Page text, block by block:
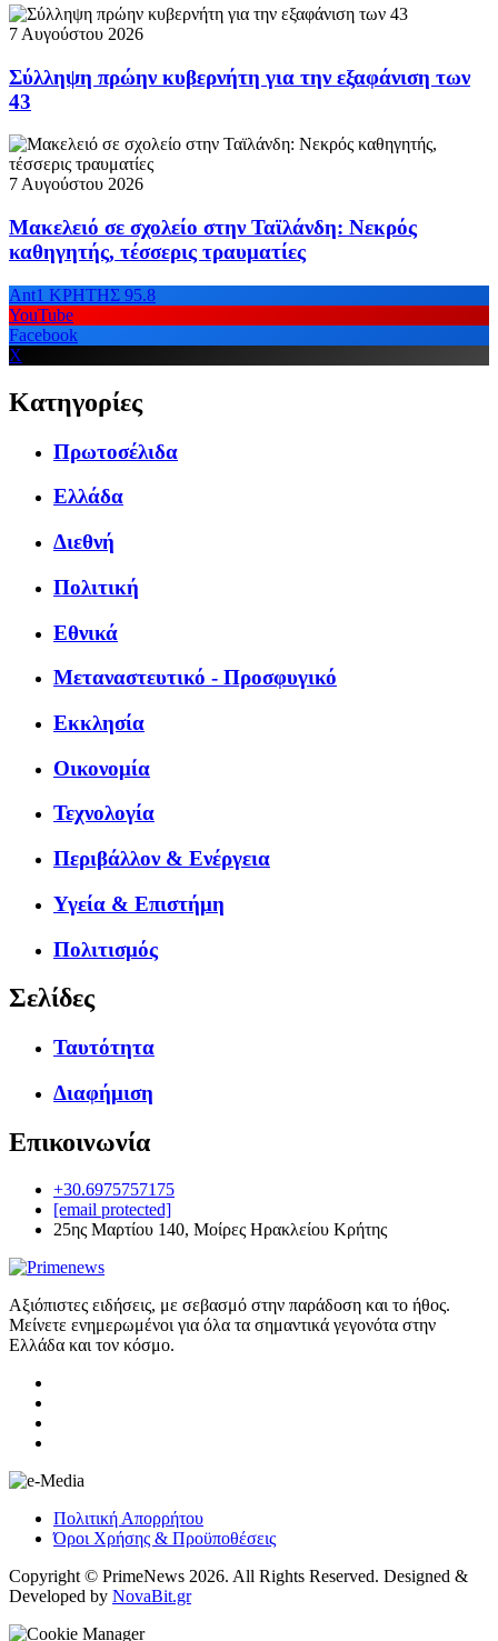
7 Αυγούστου 2026
Σύλληψη πρώην κυβερνήτη για την εξαφάνιση των
43
7 Αυγούστου 2026
Μακελειό σε σχολείο στην Ταϊλάνδη: Νεκρός
καθηγητής, τέσσερις τραυματίες
Ant1 ΚΡΗΤΗΣ 95.8
YouTube
Facebook
X
Κατηγορίες
Πρωτοσέλιδα
Ελλάδα
Διεθνή
Πολιτική
Εθνικά
Μεταναστευτικό - Προσφυγικό
Εκκλησία
Οικονομία
Τεχνολογία
Περιβάλλον & Ενέργεια
Υγεία & Επιστήμη
Πολιτισμός
Σελίδες
Ταυτότητα
Διαφήμιση
Επικοινωνία
+30.6975757175
[email protected]
25ης Μαρτίου 140, Μοίρες Ηρακλείου Κρήτης
Αξιόπιστες ειδήσεις, με σεβασμό στην παράδοση και το ήθος.
Μείνετε ενημερωμένοι για όλα τα σημαντικά γεγονότα στην
Ελλάδα και τον κόσμο.
Πολιτική Απορρήτου
Όροι Χρήσης & Προϋποθέσεις
Copyright © PrimeNews 2026. All Rights Reserved. Designed &
Developed by NovaBit.gr